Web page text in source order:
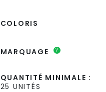
COLORIS
MARQUAGE ?
QUANTITÉ MINIMALE :
25 UNITÉS